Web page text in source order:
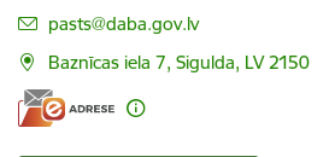
E-pasts:
pasts@daba.gov.lv
Baznīcas iela 7, Sigulda, LV 2150